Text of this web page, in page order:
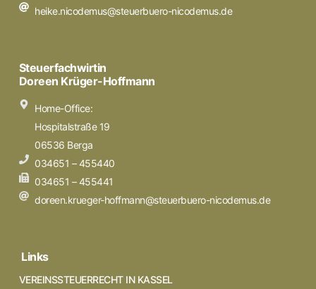
heike.nicodemus@steuerbuero-nicodemus.de
Steuerfachwirtin
Doreen Krüger-Hoffmann
Home-Office:
Hospitalstraße 19
06536 Berga
034651 – 455440
034651 – 455441
doreen.krueger-hoffmann@steuerbuero-nicodemus.de
Links
VEREINSSTEUERRECHT IN KASSEL